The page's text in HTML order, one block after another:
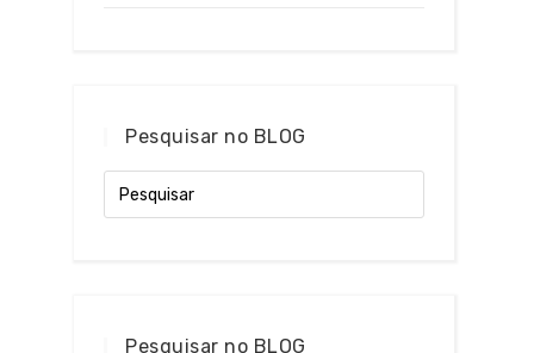
Pesquisar no BLOG
Pesquisar no BLOG